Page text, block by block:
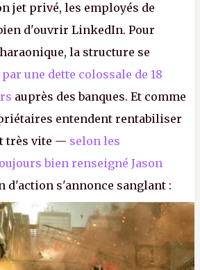
jet privé, les employés de
d'ouvrir LinkedIn. Pour
la structure se
une dette colossale de 18
auprès des banques. Et comme
entendent rentabiliser
très vite — selon les
bien renseigné Jason
d'action s'annonce sanglant :
drastiques, fermetures de
massifs. En gros, essorer
virer le reste.P.